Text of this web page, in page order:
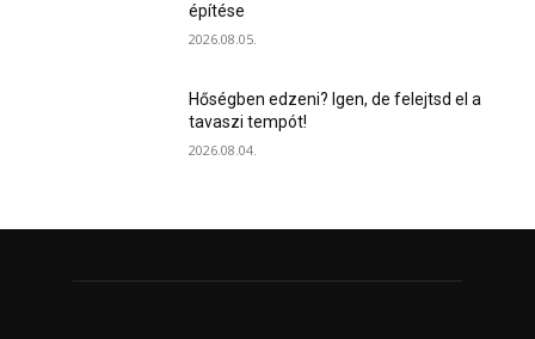
építése
2026.08.05.
Hőségben edzeni? Igen, de felejtsd el a
tavaszi tempót!
2026.08.04.